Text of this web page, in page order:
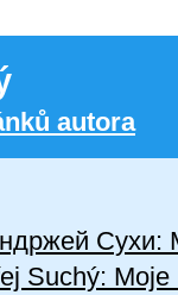
autora
Сухи:
Suchý: Moje